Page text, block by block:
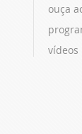
ouça
vídeos